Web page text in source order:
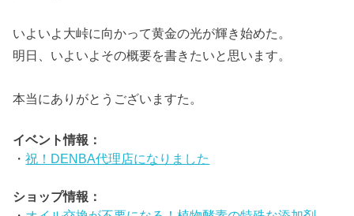
いよいよ大峠に向かって黄金の光が輝き始めた。
明日、いよいよその概要を書きたいと思います。
本当にありがとうございますた。
イベント情報：
・祝！DENBA代理店になりました
ショップ情報：